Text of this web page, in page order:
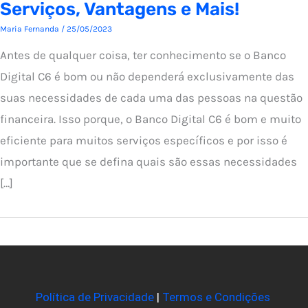
Serviços, Vantagens e Mais!
Maria Fernanda / 25/05/2023
Antes de qualquer coisa, ter conhecimento se o Banco
Digital C6 é bom ou não dependerá exclusivamente das
suas necessidades de cada uma das pessoas na questão
financeira. Isso porque, o Banco Digital C6 é bom e muito
eficiente para muitos serviços específicos e por isso é
importante que se defina quais são essas necessidades
[…]
Política de Privacidade| Termos e Condições